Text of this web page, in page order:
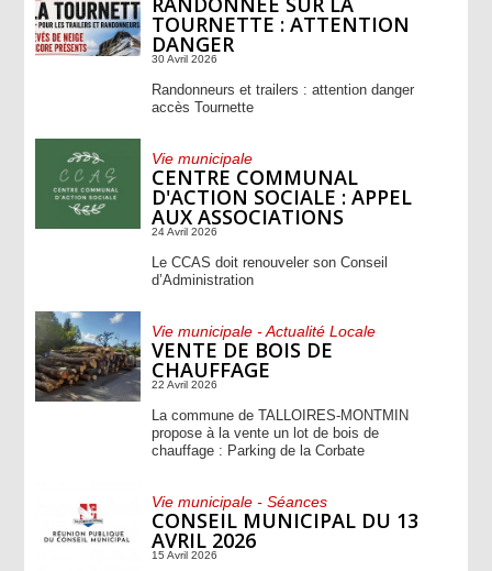
TOURNETTE : ATTENTION
DANGER
30 Avril 2026
Randonneurs et trailers : attention danger
accès Tournette
Vie municipale
CENTRE COMMUNAL
D'ACTION SOCIALE : APPEL
AUX ASSOCIATIONS
24 Avril 2026
Le CCAS doit renouveler son Conseil
d’Administration
Vie municipale - Actualité Locale
VENTE DE BOIS DE
CHAUFFAGE
22 Avril 2026
La commune de TALLOIRES-MONTMIN
propose à la vente un lot de bois de
chauffage : Parking de la Corbate
Vie municipale - Séances
CONSEIL MUNICIPAL DU 13
AVRIL 2026
15 Avril 2026